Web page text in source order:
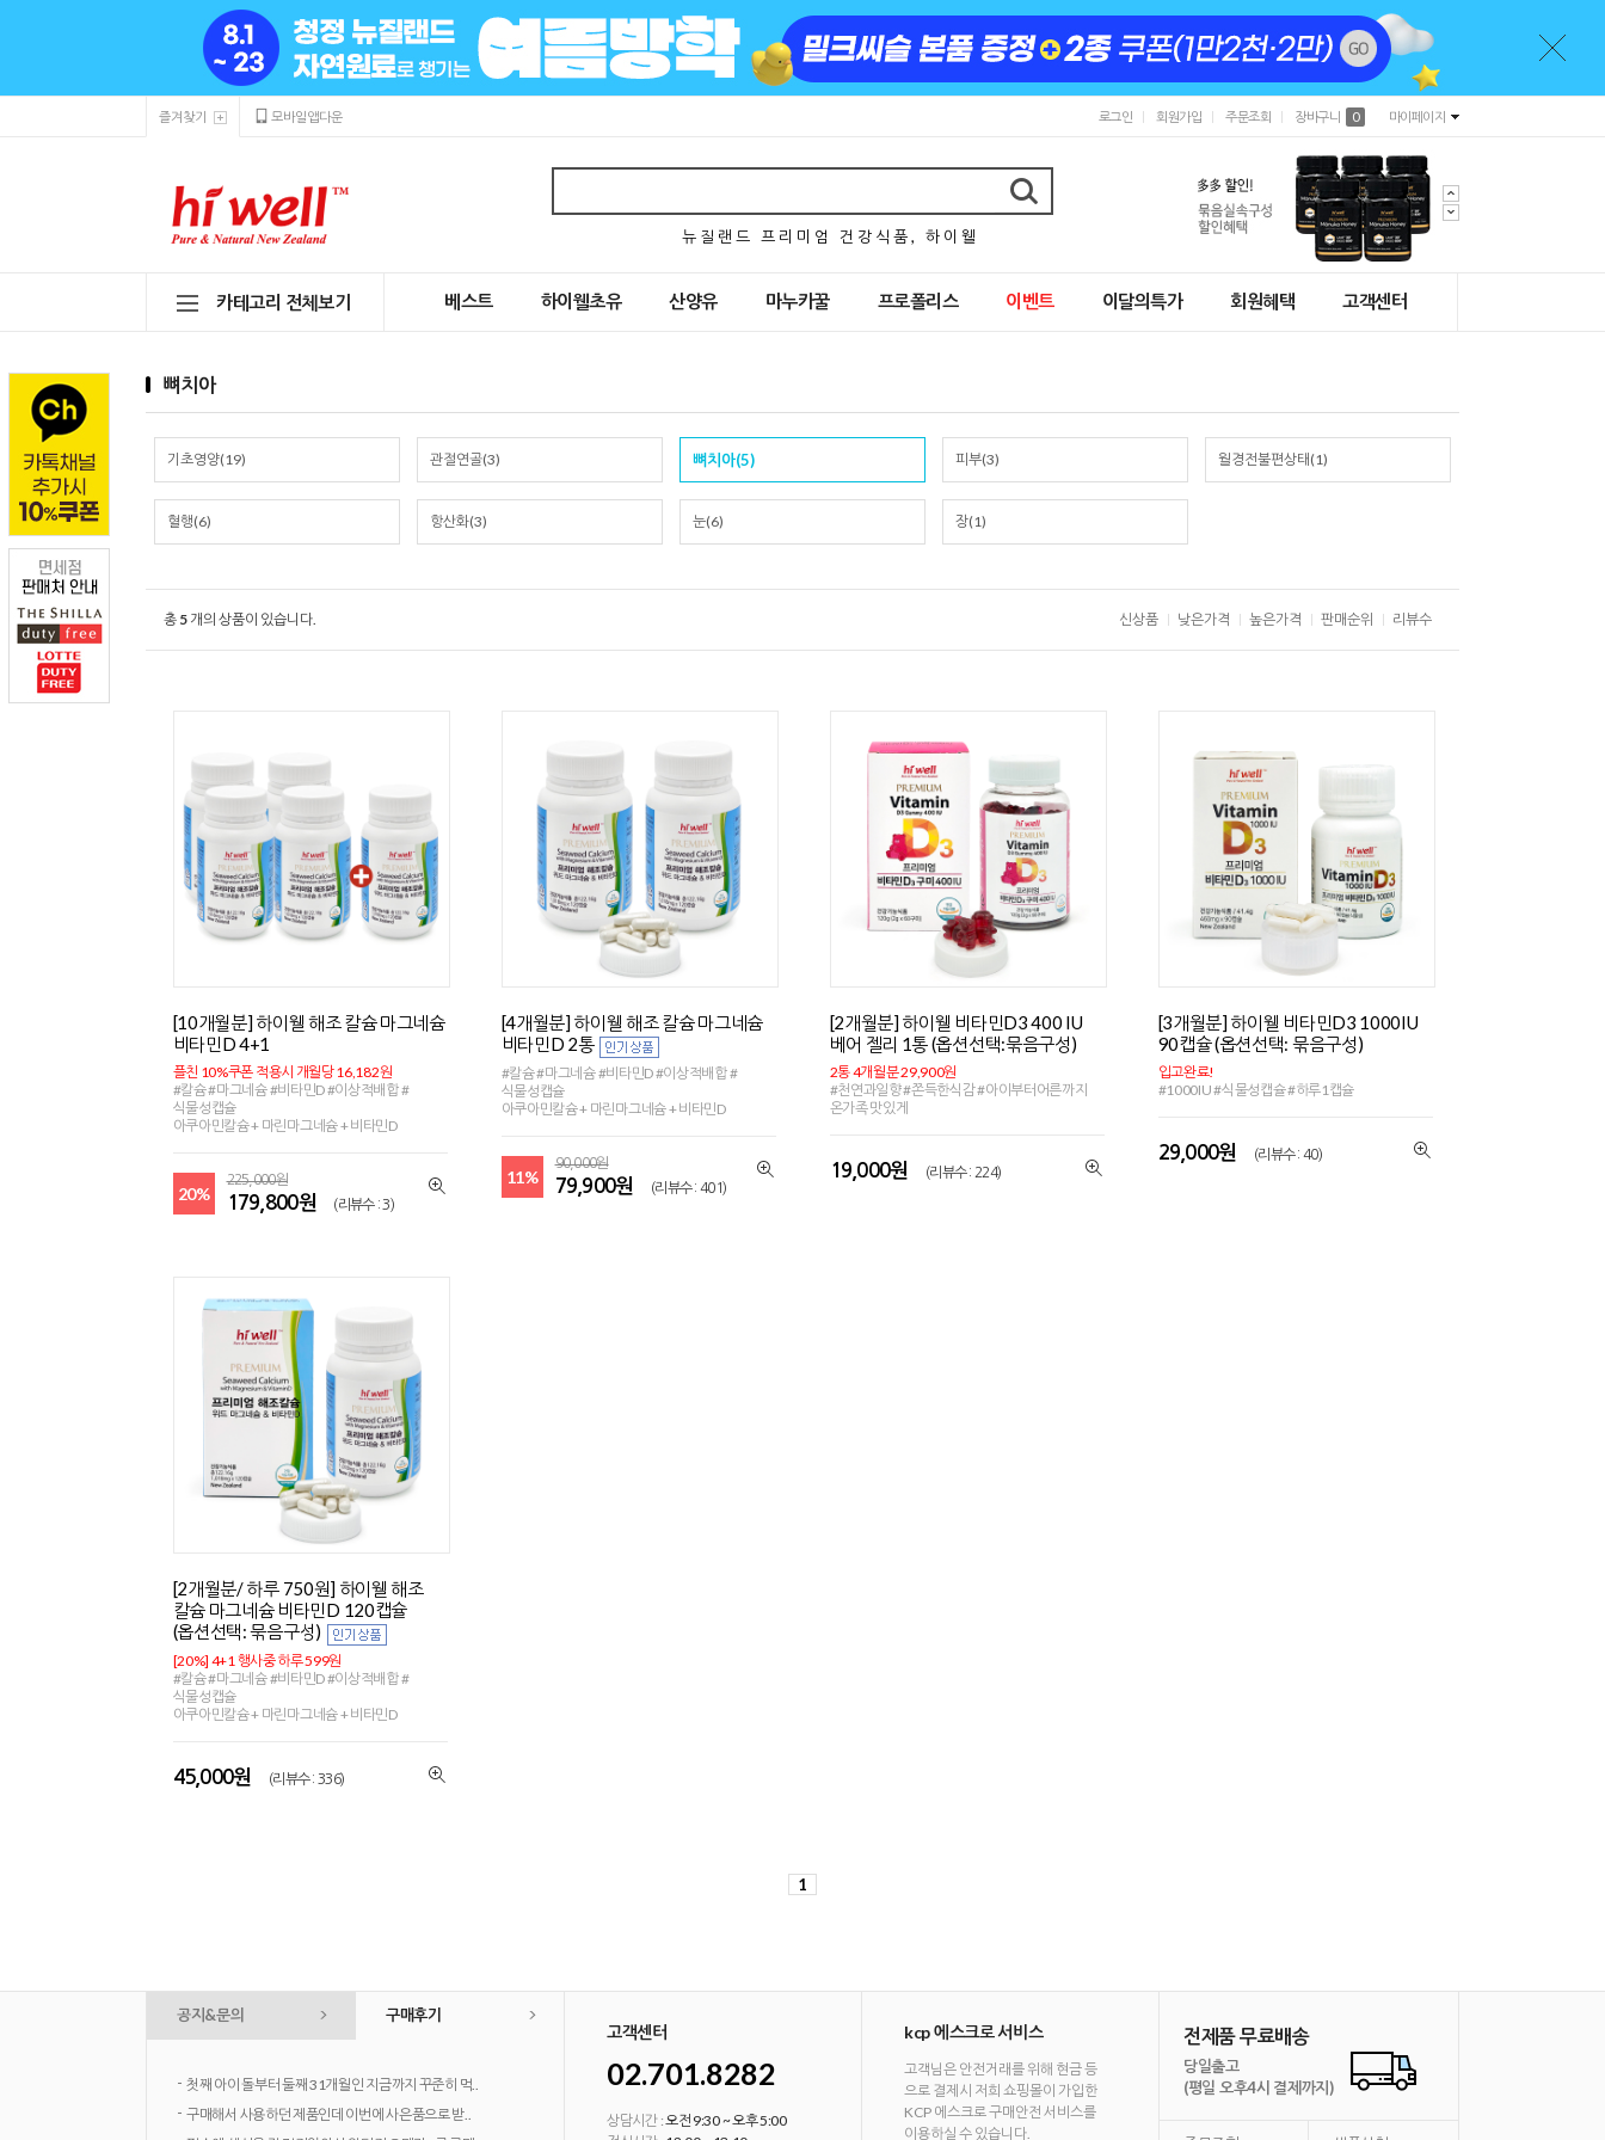
즐겨찾기 모바일앱다운 로그인 회원가입 주문조회 장바구니 0 마이페이지
뉴 질 랜 드 프 리 미 엄 건 강 식 품 , 하 이 웰
카테고리 전체보기 베스트 하이웰초유 산양유 마누카꿀 프로폴리스 이벤트 이달의특가 회원혜택 고객센터
뼈치아
기초영양(19) 관절연골(3) 뼈치아(5) 피부(3) 월경전불편상태(1)
혈행(6) 항산화(3) 눈(6) 장(1)
총 5 개의 상품이 있습니다. 신상품 낮은가격 높은가격 판매순위 리뷰수
[10개월분] 하이웰 해조 칼슘 마그네슘
비타민D 4+1
플친 10%쿠폰 적용시 개월당 16,182원
#칼슘 #마그네슘 #비타민D #이상적배합 #
식물성캡슐
아쿠아민칼슘 + 마린마그네슘 + 비타민D
20%
225,000원
179,800원 (리뷰수 : 3)
[4개월분] 하이웰 해조 칼슘 마그네슘
비타민D 2통
#칼슘 #마그네슘 #비타민D #이상적배합 #
식물성캡슐
아쿠아민칼슘 + 마린마그네슘 + 비타민D
11%
90,000원
79,900원 (리뷰수 : 401)
[2개월분] 하이웰 비타민D3 400 IU
베어 젤리 1통 (옵션선택:묶음구성)
2통 4개월분 29,900원
#천연과일향 #쫀득한식감 #아이부터어른까지
온가족 맛있게
19,000원 (리뷰수 : 224)
[3개월분] 하이웰 비타민D3 1000IU
90캡슐 (옵션선택: 묶음구성)
입고완료!
#1000IU #식물성캡슐 #하루1캡슐
29,000원 (리뷰수 : 40)
[2개월분/ 하루 750원] 하이웰 해조
칼슘 마그네슘 비타민D 120캡슐
(옵션선택: 묶음구성)
[20%] 4+1 행사중 하루 599원
#칼슘 #마그네슘 #비타민D #이상적배합 #
식물성캡슐
아쿠아민칼슘 + 마린마그네슘 + 비타민D
45,000원 (리뷰수 : 336)
1
공지&문의 구매후기
- 첫째 아이 돌부터 둘째 31개월인 지금까지 꾸준히 먹..
- 구매해서 사용하던 제품인데 이번에 사은품으로 받..
고객센터
02.701.8282
상담시간 :오전 9:30 ~ 오후 5:00
kcp 에스크로 서비스
고객님은 안전거래를 위해 현금 등
으로 결제시 저희 쇼핑몰이 가입한
KCP 에스크로 구매안전 서비스를
이용하실 수 있습니다.
전제품 무료배송
당일출고
(평일 오후4시 결제까지)